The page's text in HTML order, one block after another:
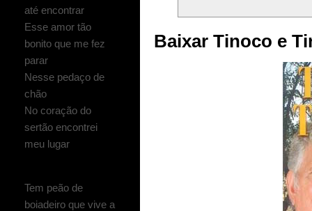
Baixar Tinoco e
até encontrar
Esse amor tão
bonito que me fez
parar
Nesse pedaço de
chão
No coração do
sertão encontrei
meu lugar
Tem peão de
boiadeiro que vive a